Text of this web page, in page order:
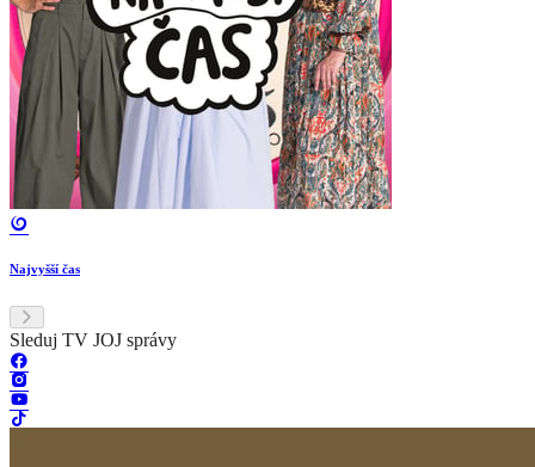
Najvyšší čas
Sleduj TV JOJ správy